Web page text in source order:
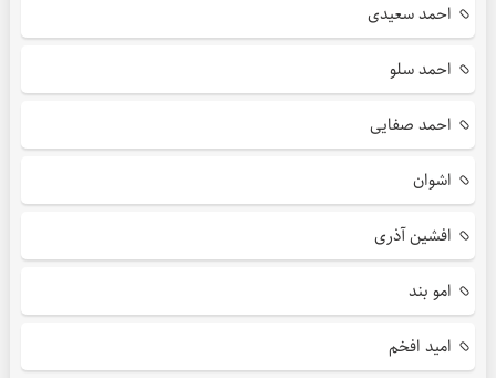
احمد سعیدی
احمد سلو
احمد صفایی
اشوان
افشین آذری
امو بند
امید افخم